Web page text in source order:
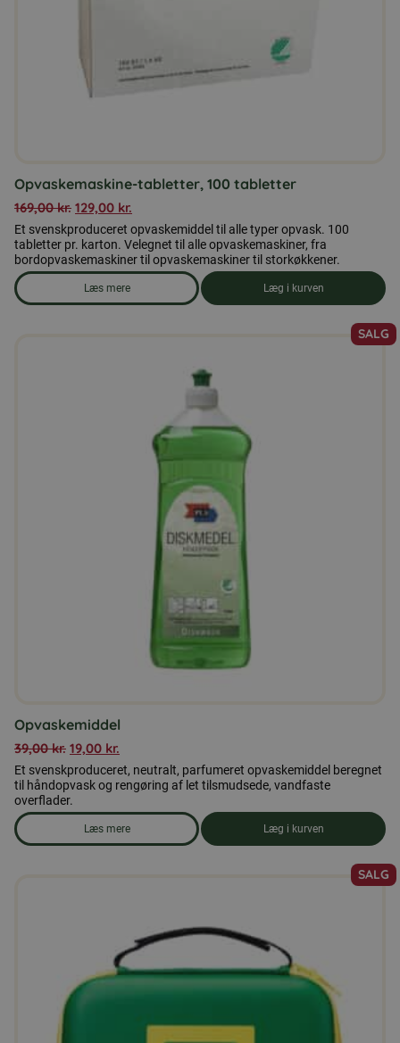
Opvaskemaskine-tabletter, 100 tabletter
169,00kr. 129,00 kr.
Et svenskproduceret opvaskemiddel til alle typer opvask. 100
tabletter pr. karton. Velegnet til alle opvaskemaskiner, fra
bordopvaskemaskiner til opvaskemaskiner til storkøkkener.
Læs mere
om produkten Opvaskemaskine-tabletter, 100 tabletter
Læg i kurven
SALG
Opvaskemiddel
39,00kr. 19,00 kr.
Et svenskproduceret, neutralt, parfumeret opvaskemiddel beregnet
til håndopvask og rengøring af let tilsmudsede, vandfaste
overflader.
Læs mere
om produkten Opvaskemiddel
Læg i kurven
SALG